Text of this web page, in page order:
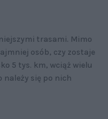
trasami. Mimo
osób, czy zostaje
5 tys. km, wciąż wielu
należy się po nich